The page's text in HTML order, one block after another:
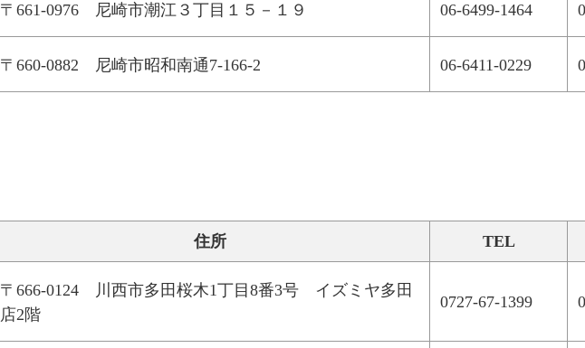
〒661-0976 尼崎市潮江３丁目１５－１９ 06-6499-1464
〒660-0882 尼崎市昭和南通7-166-2 06-6411-0229
住所 TEL
〒666-0124 川西市多田桜木1丁目8番3号 イズミヤ多田
店2階
0727-67-1399